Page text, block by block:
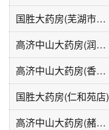
国胜大药房(芜湖市道桥管理所店)
高济中山大药房(润安花园店)
高济中山大药房(香樟花园店)
国胜大药房(仁和苑店)
高济中山大药房(赭山西路二店)